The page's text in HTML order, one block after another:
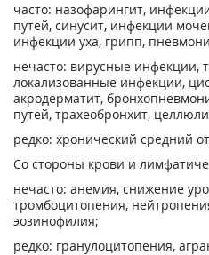
часто: назофарингит,
путей, синусит, инфекции
инфекции уха, грипп,
нечасто: вирусные инфекции,
локализованные инфекции,
акродерматит,
путей, трахеобронхит,
редко: хронический средний
Со стороны крови и
нечасто: анемия, снижение
тромбоцитопения,
эозинофилия;
редко: гранулоцитопения,